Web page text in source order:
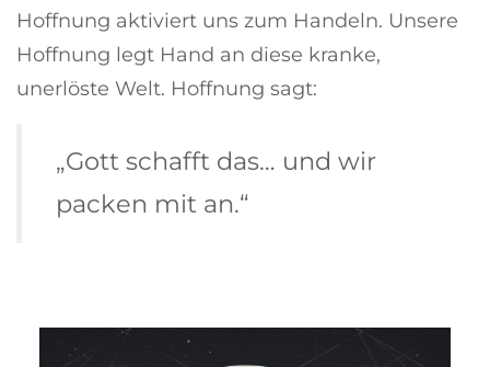
Hoffnung aktiviert uns zum Handeln. Unsere
Hoffnung legt Hand an diese kranke,
unerlöste Welt. Hoffnung sagt:
„Gott schafft das… und wir
packen mit an.“